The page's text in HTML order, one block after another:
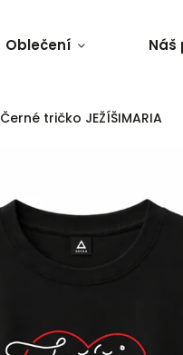
Oblečení Náš
Černé tričko JEŽÍŠIMARIA